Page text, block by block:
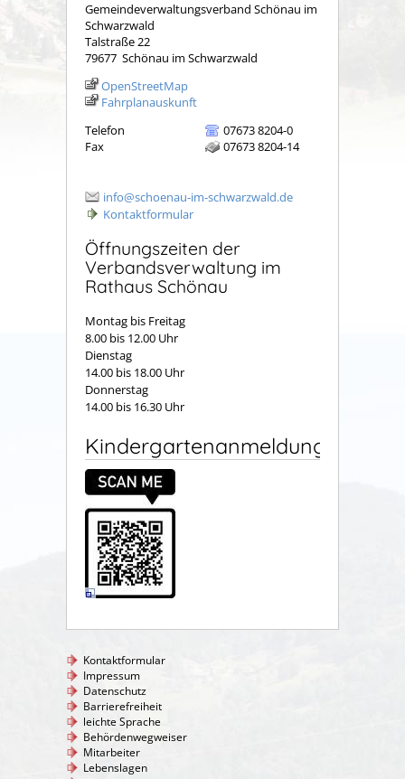
Gemeindeverwaltungsverband Schönau im
Schwarzwald
Talstraße 22
79677 Schönau im Schwarzwald
OpenStreetMap
Fahrplanauskunft
Telefon
07673 8204-0
Fax
07673 8204-14
info@schoenau-im-schwarzwald.de
Kontaktformular
Öffnungszeiten der
Verbandsverwaltung im
Rathaus Schönau
Montag bis Freitag
8.00 bis 12.00 Uhr
Dienstag
14.00 bis 18.00 Uhr
Donnerstag
14.00 bis 16.30 Uhr
Kindergartenanmeldung
Kontaktformular
Impressum
Datenschutz
Barrierefreiheit
leichte Sprache
Behördenwegweiser
Mitarbeiter
Lebenslagen